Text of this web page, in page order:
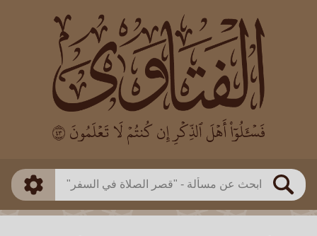
بحث
العالم
بن باز
بن العثيمين
اللجنة الدائمة
طريقة البحث
ذكي